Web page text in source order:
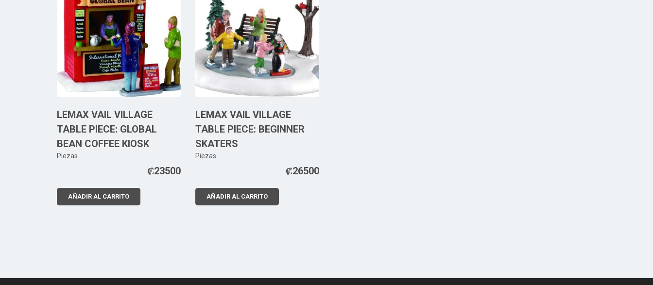
LEMAX VAIL VILLAGE
TABLE PIECE: GLOBAL
BEAN COFFEE KIOSK
Piezas
₡23500
AÑADIR AL CARRITO
LEMAX VAIL VILLAGE
TABLE PIECE: BEGINNER
SKATERS
Piezas
₡26500
AÑADIR AL CARRITO